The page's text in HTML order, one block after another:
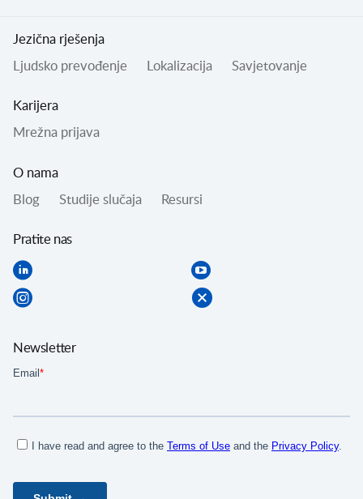
Jezična rješenja
Ljudsko prevođenje Lokalizacija Savjetovanje
Karijera
Mrežna prijava
O nama
Blog Studije slučaja Resursi
Pratite nas
Newsletter